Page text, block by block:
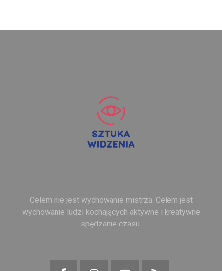
Celem nie jest wychowanie mistrza. Celem jest
wychowanie ludzi kochających aktywne i kreatywne
spędzanie czasu.